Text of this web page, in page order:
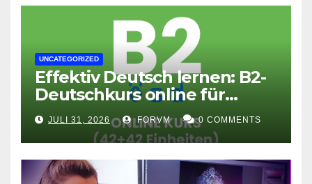
UNCATEGORIZED
Effektiv Deutsch lernen: B2-
Deutschkurs online für
Fortgeschrittene
JULI 31, 2026 FORVM 0 COMMENTS